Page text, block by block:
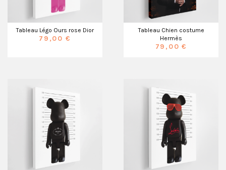
Tableau Légo Ours rose Dior
79,00 €
Tableau Chien costume
Hermès
79,00 €